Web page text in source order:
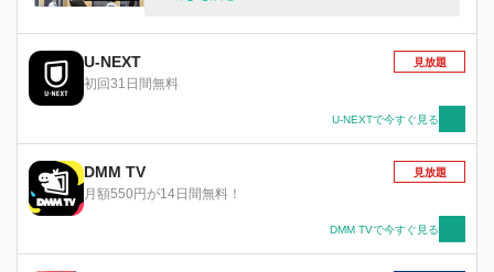
ればきっと夢は叶う――。いまはただ輝きを目指
して、がむしゃらに駆け抜けていこう！ ここか
ら彼女たちの「みんなで叶える物語（スクールア
U-NEXT
初回31日間無料
見放題
U-NEXTで今すぐ見る
DMM TV
月額550円が14日間無料！
見放題
DMM TVで今すぐ見る